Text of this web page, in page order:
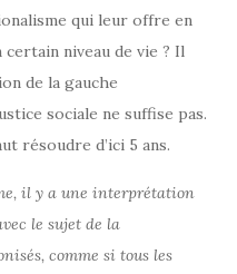
qui leur offre en
niveau de vie ? Il
de la gauche
sociale ne suffise pas.
résoudre d’ici 5 ans.
il y a une interprétation
le sujet de la
comme si tous les